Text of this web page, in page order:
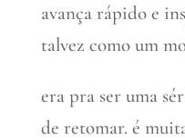
avança rápido e
talvez como um
era pra ser uma
de retomar. é